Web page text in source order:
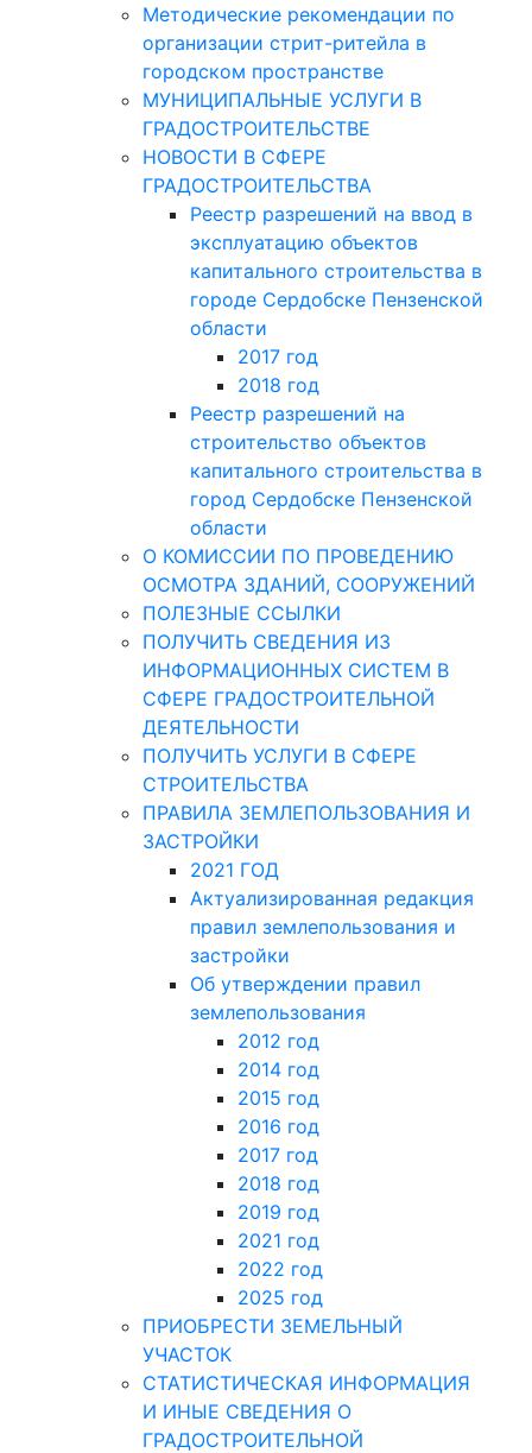
Методические рекомендации по
организации стрит-ритейла в
городском пространстве
МУНИЦИПАЛЬНЫЕ УСЛУГИ В
ГРАДОСТРОИТЕЛЬСТВЕ
НОВОСТИ В СФЕРЕ
ГРАДОСТРОИТЕЛЬСТВА
Реестр разрешений на ввод в
эксплуатацию объектов
капитального строительства в
городе Сердобске Пензенской
области
2017 год
2018 год
Реестр разрешений на
строительство объектов
капитального строительства в
город Сердобске Пензенской
области
О КОМИССИИ ПО ПРОВЕДЕНИЮ
ОСМОТРА ЗДАНИЙ, СООРУЖЕНИЙ
ПОЛЕЗНЫЕ ССЫЛКИ
ПОЛУЧИТЬ СВЕДЕНИЯ ИЗ
ИНФОРМАЦИОННЫХ СИСТЕМ В
СФЕРЕ ГРАДОСТРОИТЕЛЬНОЙ
ДЕЯТЕЛЬНОСТИ
ПОЛУЧИТЬ УСЛУГИ В СФЕРЕ
СТРОИТЕЛЬСТВА
ПРАВИЛА ЗЕМЛЕПОЛЬЗОВАНИЯ И
ЗАСТРОЙКИ
2021 ГОД
Актуализированная редакция
правил землепользования и
застройки
Об утверждении правил
землепользования
2012 год
2014 год
2015 год
2016 год
2017 год
2018 год
2019 год
2021 год
2022 год
2025 год
ПРИОБРЕСТИ ЗЕМЕЛЬНЫЙ
УЧАСТОК
СТАТИСТИЧЕСКАЯ ИНФОРМАЦИЯ
И ИНЫЕ СВЕДЕНИЯ О
ГРАДОСТРОИТЕЛЬНОЙ